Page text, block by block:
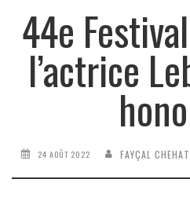
44e
l’actrice
24 AOÛT 2022 FAYÇAL CHEHAT